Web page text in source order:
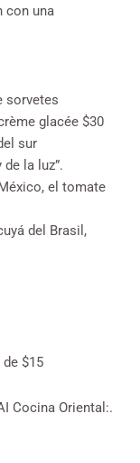
con una
sorvetes
glacée $30
sur
la luz”.
el tomate
del Brasil,
$15
Cocina Oriental:.